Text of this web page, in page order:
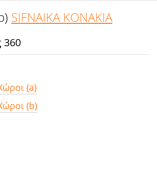
SIFNAIKA KONAKIA
360
(a)
(b)